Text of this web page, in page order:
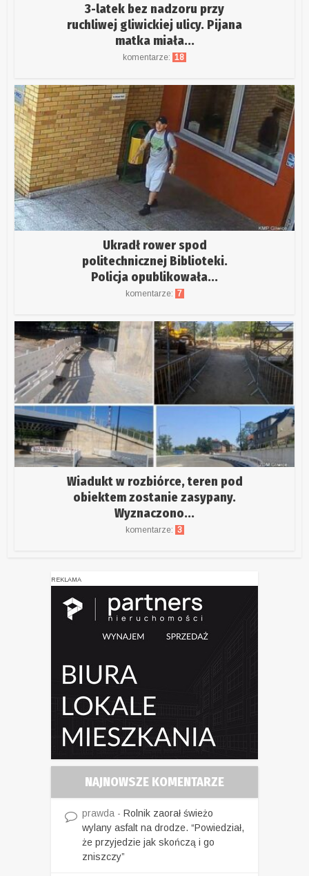
3-latek bez nadzoru przy
ruchliwej gliwickiej ulicy. Pijana
matka miała...
komentarze: 18
Ukradł rower spod
politechnicznej Biblioteki.
Policja opublikowała...
komentarze: 7
Wiadukt w rozbiórce, teren pod
obiektem zostanie zasypany.
Wyznaczono...
komentarze: 3
REKLAMA
NAJNOWSZE KOMENTARZE
prawda - Rolnik zaorał świeżo
wylany asfalt na drodze. “Powiedział,
że przyjedzie jak skończą i go
zniszczy”